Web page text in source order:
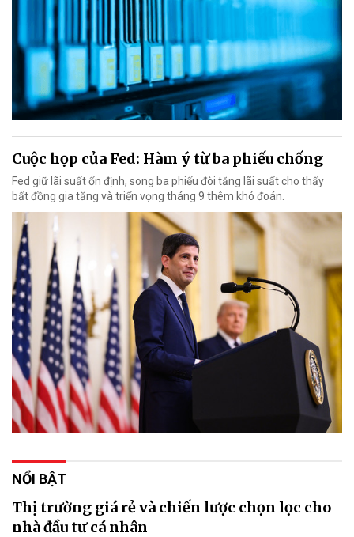
Cuộc họp của Fed: Hàm ý từ ba phiếu chống
Fed giữ lãi suất ổn định, song ba phiếu đòi tăng lãi suất cho thấy
bất đồng gia tăng và triển vọng tháng 9 thêm khó đoán.
NỔI BẬT
Thị trường giá rẻ và chiến lược chọn lọc cho
nhà đầu tư cá nhân